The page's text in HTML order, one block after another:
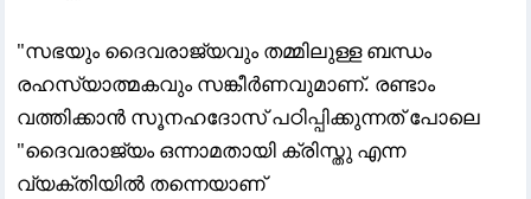
"സഭയും ദൈവരാജ്യവും തമ്മിലുള്ള ബന്ധം
രഹസ്യാത്മകവും സങ്കീർണവുമാണ്. രണ്ടാം
വത്തിക്കാൻ സൂനഹദോസ് പഠിപ്പിക്കുന്നത് പോലെ
"ദൈവരാജ്യം ഒന്നാമതായി ക്രിസ്തു എന്ന
വ്യക്തിയിൽ തന്നെയാണ്